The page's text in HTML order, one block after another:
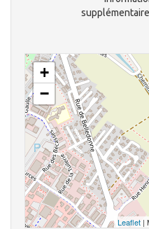
+
−
Leaflet |